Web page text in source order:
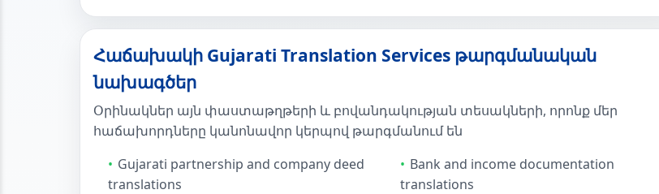
Հաճախակի Gujarati Translation Services թարգմանական
նախագծեր
Օրինակներ այն փաստաթղթերի և բովանդակության տեսակների, որոնք մեր
հաճախորդները կանոնավոր կերպով թարգմանում են
Gujarati partnership and company deed
translations
Bank and income documentation
translations